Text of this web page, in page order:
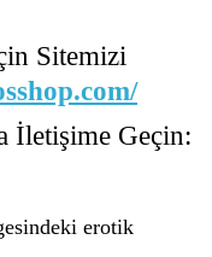
Sitemizi
İletişime Geçin:
erotik